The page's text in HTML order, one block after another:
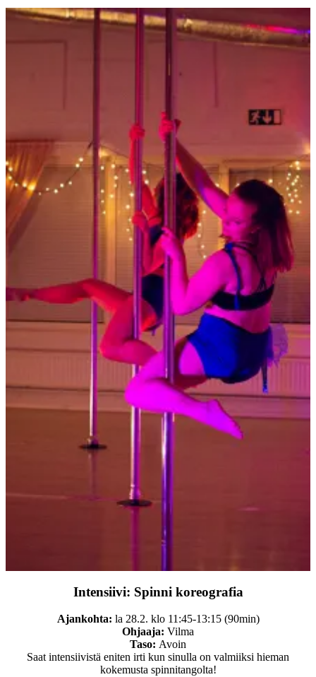
Intensiivi: Spinni koreografia
Ajankohta: la 28.2. klo 11:45-13:15 (90min)
Ohjaaja: Vilma
Taso: Avoin
Saat intensiivistä eniten irti kun sinulla on valmiiksi hieman
kokemusta spinnitangolta!